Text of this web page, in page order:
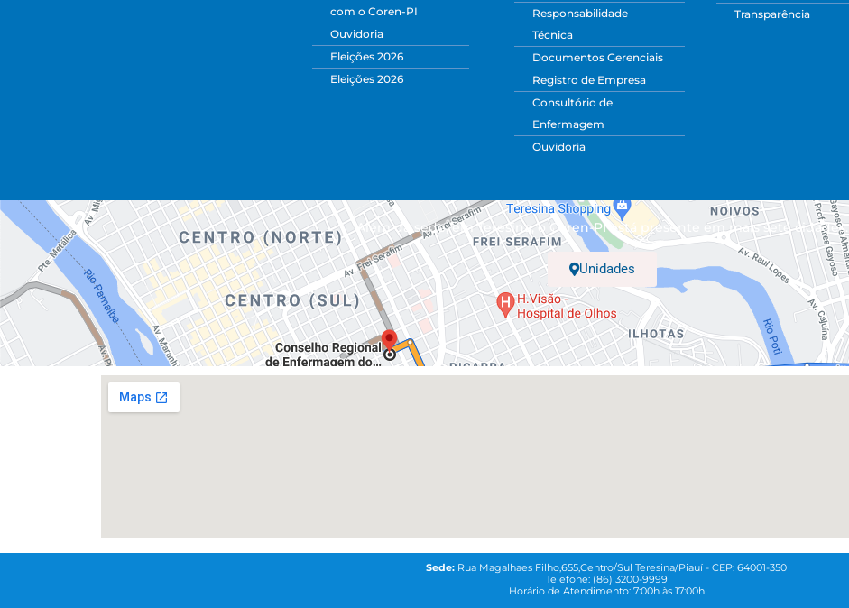
com o Coren-PI
Ouvidoria
Eleições 2026
Eleições 2026
Responsabilidade
Técnica
Documentos Gerenciais
Registro de Empresa
Consultório de
Enfermagem
Ouvidoria
Transparência
Além da sede, em Teresina, o Coren-PI está presente em mais sete cidades.
Unidades
Sede: Rua Magalhaes Filho,655,Centro/Sul Teresina/Piauí - CEP: 64001-350
Telefone: (86) 3200-9999
Horário de Atendimento: 7:00h às 17:00h